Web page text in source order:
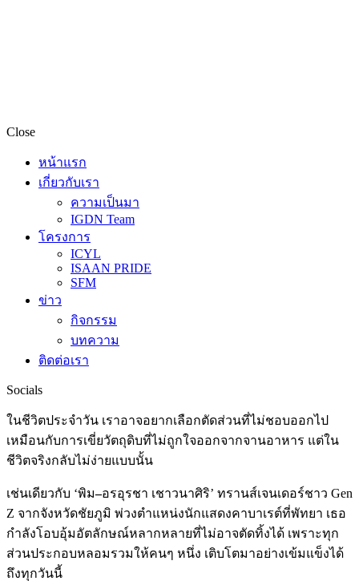
Close
หน้าแรก
เกี่ยวกับเรา
ความเป็นมา
IGDN Team
โครงการ
ICYL
ISAAN PRIDE
SFM
ข่าว
กิจกรรม
บทความ
ติดต่อเรา
Socials
ในชีวิตประจำวัน เราอาจอยากเลือกตัดส่วนที่ไม่ชอบออกไป
เหมือนกับการเขี่ยวัตถุดิบที่ไม่ถูกใจออกจากจานอาหาร แต่ใน
ชีวิตจริงกลับไม่ง่ายแบบนั้น
เช่นเดียวกับ ‘พิม–อรอุรชา เชาวนาศิริ’ ทรานส์เจนเดอร์ชาว Gen
Z จากจังหวัดชัยภูมิ พ่วงตำแหน่งนักแสดงคาบาเรต์ที่พัทยา เธอ
กำลังโอบอุ้มอัตลักษณ์หลากหลายที่ไม่อาจตัดทิ้งได้ เพราะทุก
ส่วนประกอบหลอมรวมให้คนๆ หนึ่ง เติบโตมาอย่างเข้มแข็งได้
ถึงทุกวันนี้